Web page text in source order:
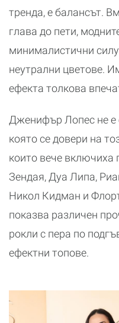
тренда, е балансът.
глава до пети,
минималистични
неутрални цветове.
ефекта толкова
Дженифър Лопес не е
която се довери на
които вече включиха
Зендая, Дуа Липа,
Никол Кидман и
показва различен
рокли с пера по
ефектни топове.